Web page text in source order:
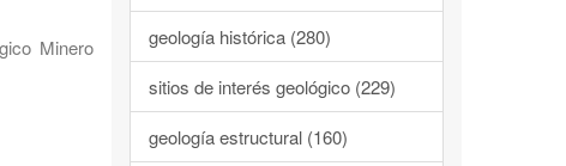
Minero
geología histórica (280)
sitios de interés geológico (229)
geología estructural (160)